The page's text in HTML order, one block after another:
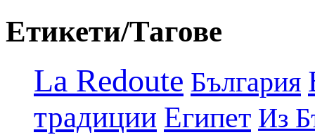
Етикети/Тагове
La Redoute България
традиции Египет Из